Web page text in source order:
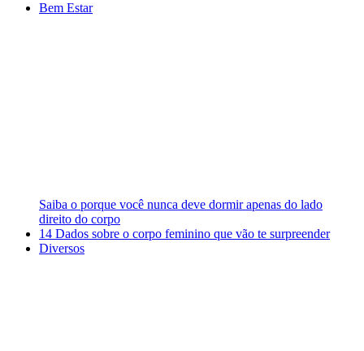
Bem Estar
Saiba o porque você nunca deve dormir apenas do lado
direito do corpo
14 Dados sobre o corpo feminino que vão te surpreender
Diversos